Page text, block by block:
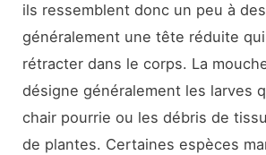
ils ressemblent donc un peu à
généralement une tête réduite
rétracter dans le corps. La
désigne généralement les larves
chair pourrie ou les débris de
de plantes. Certaines espèces